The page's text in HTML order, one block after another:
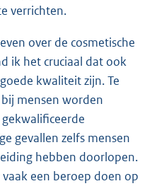
verrichten.
over de cosmetische
ik het cruciaal dat ook
kwaliteit zijn. Te
mensen worden
gevallen zelfs mensen
hebben doorlopen.
een beroep doen op